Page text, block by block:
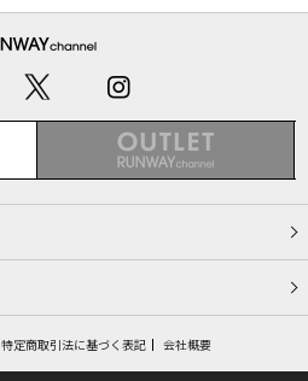
特定商取引法に基づく表記 会社概要